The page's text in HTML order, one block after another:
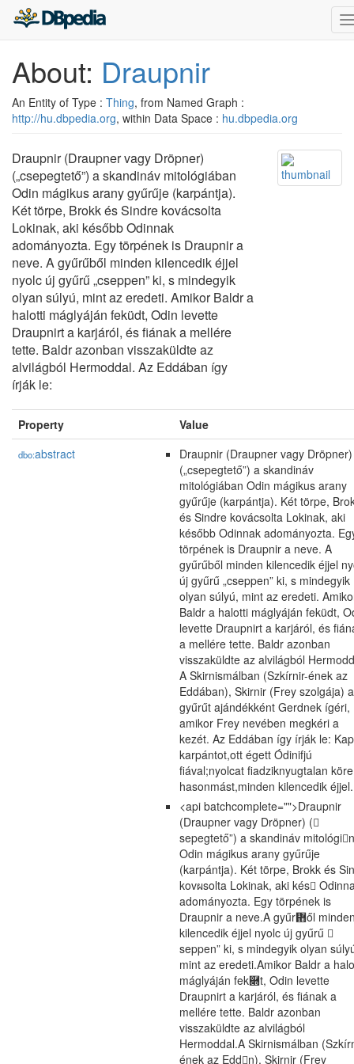
About: Draupnir
An Entity of Type : Thing, from Named Graph :
http://hu.dbpedia.org, within Data Space : hu.dbpedia.org
Draupnir (Draupner vagy Dröpner)
(„csepegtető”) a skandináv mitológiában
Odin mágikus arany gyűrűje (karpántja).
Két törpe, Brokk és Sindre kovácsolta
Lokinak, aki később Odinnak
adományozta. Egy törpének is Draupnir a
neve. A gyűrűből minden kilencedik éjjel
nyolc új gyűrű „cseppen” ki, s mindegyik
olyan súlyú, mint az eredeti. Amikor Baldr a
halotti máglyáján feküdt, Odin levette
Draupnirt a karjáról, és fiának a mellére
tette. Baldr azonban visszaküldte az
alvilágból Hermoddal. Az Eddában így
írják le:
Property Value
dbo:abstract
Draupnir (Draupner vagy Dröpner)
(„csepegtető”) a skandináv
mitológiában Odin mágikus arany
gyűrűje (karpántja). Két törpe,
és Sindre kovácsolta Lokinak, aki
később Odinnak adományozta.
törpének is Draupnir a neve. A
gyűrűből minden kilencedik éjjel
új gyűrű „cseppen” ki, s mindegyik
olyan súlyú, mint az eredeti.
Baldr a halotti máglyáján feküdt,
levette Draupnirt a karjáról, és
a mellére tette. Baldr azonban
visszaküldte az alvilágból
A Skirnismálban (Szkírnir-ének az
Eddában), Skirnir (Frey szolgája) a
gyűrűt ajándékként Gerdnek ígéri,
amikor Frey nevében megkéri a
kezét. Az Eddában így írják le:
karpántot,ott égett Ódinifjú
fiával;nyolcat fiadziknyugtalan
hasonmást,minden kilencedik éjjel.
<api batchcomplete="">Draupnir
(Draupner vagy Dröpner) (𠇬
sepegtető”) a skandináv mitológin
Odin mágikus arany gyűrűje
(karpántja). Két törpe, Brokk és
kovผsolta Lokinak, aki kés𕆻
adományozta. Egy törpének is
Draupnir a neve.A gyűr᜛ől
kilencedik éjjel nyolc új gyűrű 𠇬
seppen” ki, s mindegyik olyan
mint az eredeti.Amikor Baldr a
máglyáján fek࿍t, Odin levette
Draupnirt a karjáról, és fiának a
mellére tette. Baldr azonban
visszaküldte az alvilágból
Hermoddal.A Skirnismálban
ének az Eddn), Skirnir (Frey